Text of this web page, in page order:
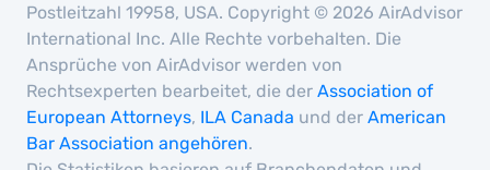
Postleitzahl 19958, USA. Copyright © 2026 AirAdvisor
International Inc. Alle Rechte vorbehalten. Die
Ansprüche von AirAdvisor werden von
Rechtsexperten bearbeitet, die der Association of
European Attorneys, ILA Canada und der American
Bar Association angehören.